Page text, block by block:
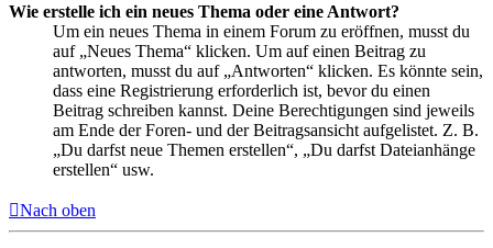
Wie erstelle ich ein neues Thema oder eine Antwort?
Um ein neues Thema in einem Forum zu eröffnen, musst du
auf „Neues Thema“ klicken. Um auf einen Beitrag zu
antworten, musst du auf „Antworten“ klicken. Es könnte sein,
dass eine Registrierung erforderlich ist, bevor du einen
Beitrag schreiben kannst. Deine Berechtigungen sind jeweils
am Ende der Foren- und der Beitragsansicht aufgelistet. Z. B.
„Du darfst neue Themen erstellen“, „Du darfst Dateianhänge
erstellen“ usw.
Nach oben